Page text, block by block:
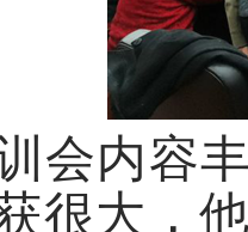
会内容
很大，